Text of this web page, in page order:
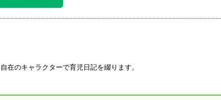
のキャラクターで育児日記を綴ります。